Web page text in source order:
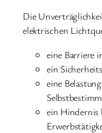
Die
elektrischen
eine Barriere
ein
eine
ein Hindernis